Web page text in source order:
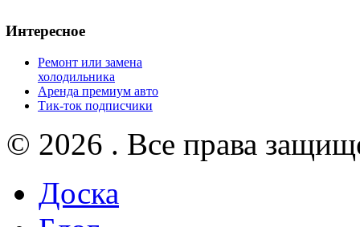
Интересное
Ремонт или замена
холодильника
Аренда премиум авто
Тик-ток подписчики
© 2026 . Все права
Доска